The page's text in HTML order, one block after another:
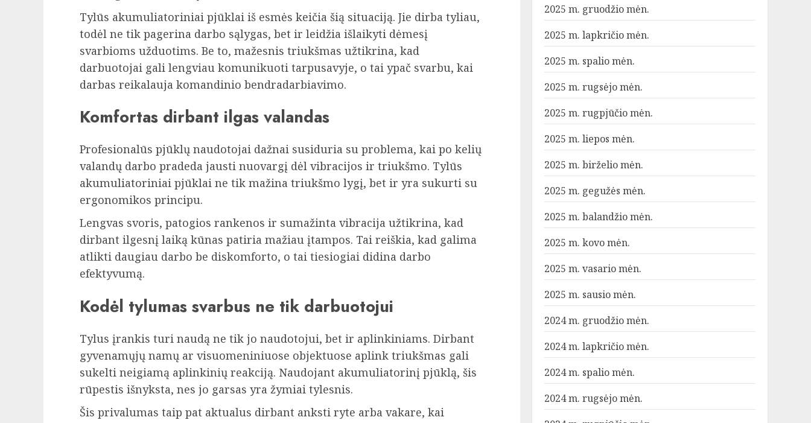
Tylūs akumuliatoriniai pjūklai iš esmės keičia šią situaciją. Jie dirba tyliau,
todėl ne tik pagerina darbo sąlygas, bet ir leidžia išlaikyti dėmesį
svarbioms užduotims. Be to, mažesnis triukšmas užtikrina, kad
darbuotojai gali lengviau komunikuoti tarpusavyje, o tai ypač svarbu, kai
darbas reikalauja komandinio bendradarbiavimo.
Komfortas dirbant ilgas valandas
Profesionalūs pjūklų naudotojai dažnai susiduria su problema, kai po kelių
valandų darbo pradeda jausti nuovargį dėl vibracijos ir triukšmo. Tylūs
akumuliatoriniai pjūklai ne tik mažina triukšmo lygį, bet ir yra sukurti su
ergonomikos principu.
Lengvas svoris, patogios rankenos ir sumažinta vibracija užtikrina, kad
dirbant ilgesnį laiką kūnas patiria mažiau įtampos. Tai reiškia, kad galima
atlikti daugiau darbo be diskomforto, o tai tiesiogiai didina darbo
efektyvumą.
Kodėl tylumas svarbus ne tik darbuotojui
Tylus įrankis turi naudą ne tik jo naudotojui, bet ir aplinkiniams. Dirbant
gyvenamųjų namų ar visuomeniniuose objektuose aplink triukšmas gali
sukelti neigiamą aplinkinių reakciją. Naudojant akumuliatorinį pjūklą, šis
rūpestis išnyksta, nes jo garsas yra žymiai tylesnis.
Šis privalumas taip pat aktualus dirbant anksti ryte arba vakare, kai
2025 m. gruodžio mėn.
2025 m. lapkričio mėn.
2025 m. spalio mėn.
2025 m. rugsėjo mėn.
2025 m. rugpjūčio mėn.
2025 m. liepos mėn.
2025 m. birželio mėn.
2025 m. gegužės mėn.
2025 m. balandžio mėn.
2025 m. kovo mėn.
2025 m. vasario mėn.
2025 m. sausio mėn.
2024 m. gruodžio mėn.
2024 m. lapkričio mėn.
2024 m. spalio mėn.
2024 m. rugsėjo mėn.